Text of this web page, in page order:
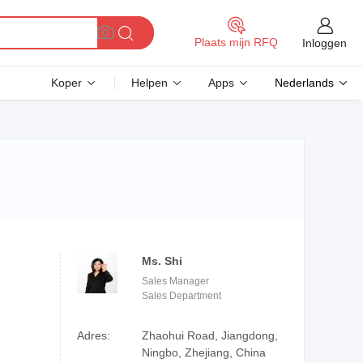
Plaats mijn RFQ Inloggen
Koper Helpen Apps Nederlands
Ms. Shi
Sales Manager
Sales Department
Adres:
Zhaohui Road, Jiangdong,
Ningbo, Zhejiang, China